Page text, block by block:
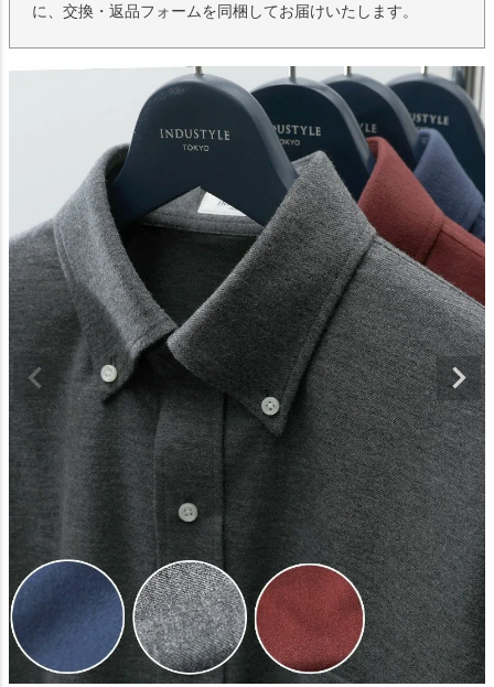
に、交換・返品フォームを同梱してお届けいたします。